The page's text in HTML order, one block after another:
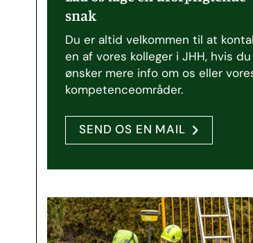
snak
Du er altid velkommen til at
en af vores kolleger i JHH, hvis du
ønsker mere info om os eller
kompetenceområder.
SEND OS EN MAIL